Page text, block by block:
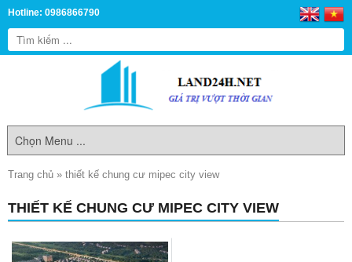
Hotline: 0986866790
Trang chủ » thiết kế chung cư mipec city view
THIẾT KẾ CHUNG CƯ MIPEC CITY VIEW